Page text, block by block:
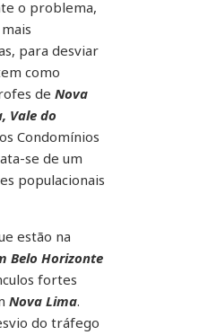
o problema,
para desviar
como
de Nova
Vale do
Condomínios
se de um
populacionais
estão na
Belo Horizonte
fortes
Nova Lima.
do tráfego